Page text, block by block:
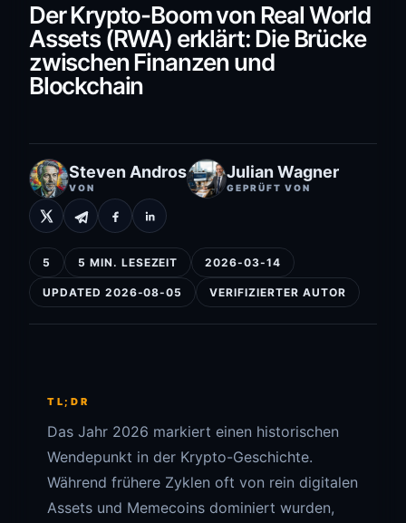
Der Krypto-Boom von Real World
Assets (RWA) erklärt: Die Brücke
zwischen Finanzen und
Blockchain
Steven Andros
VON
Julian Wagner
GEPRÜFT VON
5 5 MIN. LESEZEIT 2026-03-14
UPDATED 2026-08-05 VERIFIZIERTER AUTOR
TL;DR
Das Jahr 2026 markiert einen historischen
Wendepunkt in der Krypto-Geschichte.
Während frühere Zyklen oft von rein digitalen
Assets und Memecoins dominiert wurden,